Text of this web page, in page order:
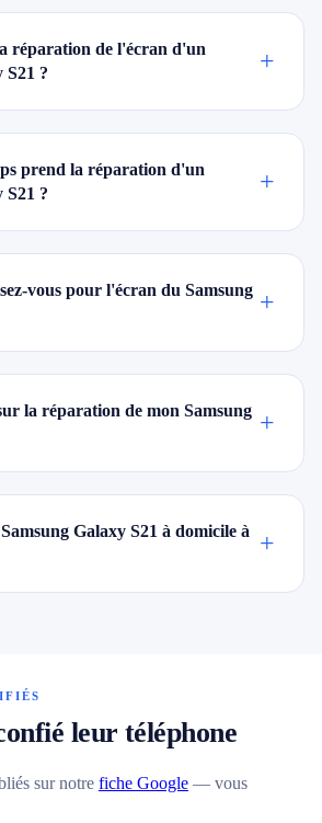
réparation de l'écran d'un
S21 ?
+
prend la réparation d'un
S21 ?
+
vous pour l'écran du Samsung +
la réparation de mon Samsung +
Galaxy S21 à domicile à
+
leur téléphone
sur notre fiche Google — vous